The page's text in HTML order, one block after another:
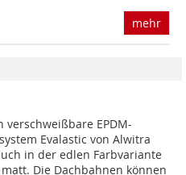
mehr
verschweißbare EPDM-
Evalastic von Alwitra
in der edlen Farbvariante
Die Dachbahnen können